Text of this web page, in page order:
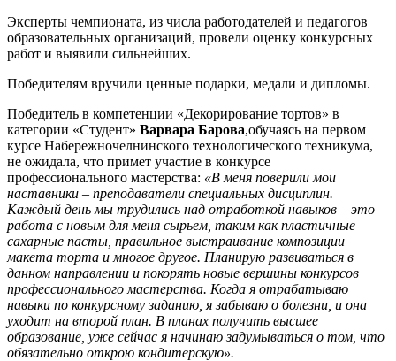
Эксперты чемпионата, из числа работодателей и педагогов
образовательных организаций, провели оценку конкурсных
работ и выявили сильнейших.
Победителям вручили ценные подарки, медали и дипломы.
Победитель в компетенции «Декорирование тортов» в
категории «Студент» Варвара Барова,обучаясь на первом
курсе Набережночелнинского технологического техникума,
не ожидала, что примет участие в конкурсе
профессионального мастерства: «В меня поверили мои
наставники – преподаватели специальных дисциплин.
Каждый день мы трудились над отработкой навыков – это
работа с новым для меня сырьем, таким как пластичные
сахарные пасты, правильное выстраивание композиции
макета торта и многое другое. Планирую развиваться в
данном направлении и покорять новые вершины конкурсов
профессионального мастерства. Когда я отрабатываю
навыки по конкурсному заданию, я забываю о болезни, и она
уходит на второй план. В планах получить высшее
образование, уже сейчас я начинаю задумываться о том, что
обязательно открою кондитерскую».